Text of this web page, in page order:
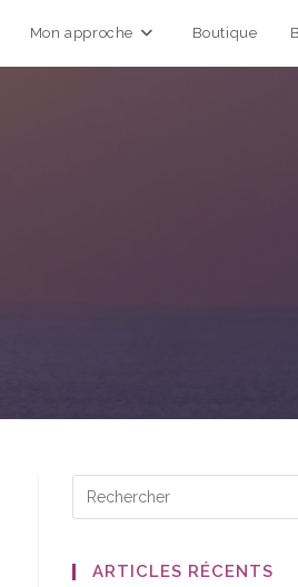
Mon approche Boutique
ARTICLES RÉCENTS